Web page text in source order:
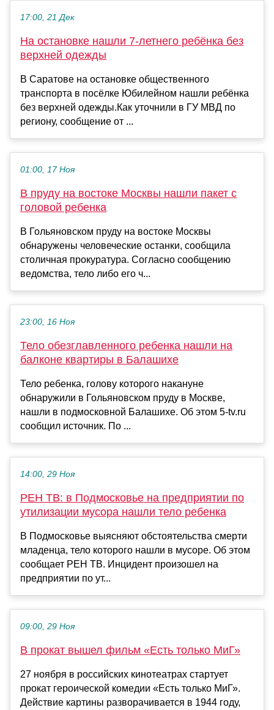
17:00, 21 Дек
На остановке нашли 7-летнего ребёнка без
верхней одежды
В Саратове на остановке общественного
транспорта в посёлке Юбилейном нашли ребёнка
без верхней одежды.Как уточнили в ГУ МВД по
региону, сообщение от ...
01:00, 17 Ноя
В пруду на востоке Москвы нашли пакет с
головой ребенка
В Гольяновском пруду на востоке Москвы
обнаружены человеческие останки, сообщила
столичная прокуратура. Согласно сообщению
ведомства, тело либо его ч...
23:00, 16 Ноя
Тело обезглавленного ребенка нашли на
балконе квартиры в Балашихе
Тело ребенка, голову которого накануне
обнаружили в Гольяновском пруду в Москве,
нашли в подмосковной Балашихе. Об этом 5-tv.ru
сообщил источник. По ...
14:00, 29 Ноя
РЕН ТВ: в Подмосковье на предприятии по
утилизации мусора нашли тело ребенка
В Подмосковье выясняют обстоятельства смерти
младенца, тело которого нашли в мусоре. Об этом
сообщает РЕН ТВ. Инцидент произошел на
предприятии по ут...
09:00, 29 Ноя
В прокат вышел фильм «Есть только МиГ»
27 ноября в российских кинотеатрах стартует
прокат героической комедии «Есть только МиГ».
Действие картины разворачивается в 1944 году,